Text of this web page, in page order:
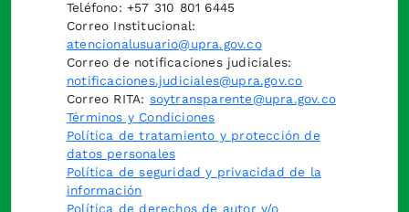
Teléfono: +57 310 801 6445
Correo Institucional:
atencionalusuario@upra.gov.co
Correo de notificaciones judiciales:
notificaciones.judiciales@upra.gov.co
Correo RITA: soytransparente@upra.gov.co
Términos y Condiciones
Política de tratamiento y protección de
datos personales
Política de seguridad y privacidad de la
información
Política de derechos de autor y/o